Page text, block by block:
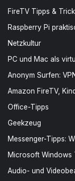
FireTV Tipps &
Raspberry Pi
Netzkultur
PC und Mac als
Anonym Surfen:
Amazon FireTV,
Office-Tipps
Geekzeug
Messenger-Tipps:
Microsoft Windows
Audio- und